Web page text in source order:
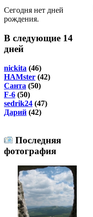
Сегодня нет дней
рождения.
В следующие 14
дней
nickita (46)
HAMster (42)
Санта (50)
F-6 (50)
sedrik24 (47)
Дарий (42)
Последняя
фотография